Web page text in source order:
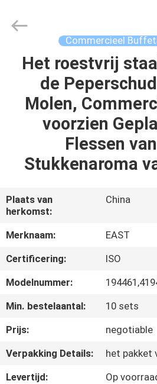
HUIS
PRODUCTEN
ONGEVEER
ONS
FABRIEKSREIS
CONTACTEER
ONS
equipments
limited.
Commercieel
Het roestvrij
de
Molen,
voorzien
Flessen
Stukkenaroma
Plaats van
herkomst:
China
Merknaam:
EAST
Certificering:
ISO
Modelnummer:
Min. bestelaantal:
10 sets
Prijs:
negotiable
Verpakking Details:
het pakket
Levertijd:
Op